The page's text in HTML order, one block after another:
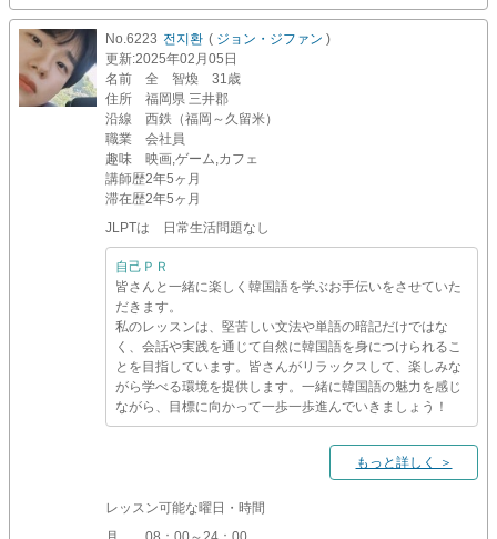
No.6223 전지환 ( ジョン・ジファン )
更新:2025年02月05日
名前
全 智煥 31歳
住所
福岡県 三井郡
沿線
西鉄（福岡～久留米）
職業
会社員
趣味
映画,ゲーム,カフェ
講師歴2年5ヶ月
滞在歴2年5ヶ月
JLPTは 日常生活問題なし
自己ＰＲ
皆さんと一緒に楽しく韓国語を学ぶお手伝いをさせていた
だきます。
私のレッスンは、堅苦しい文法や単語の暗記だけではな
く、会話や実践を通じて自然に韓国語を身につけられるこ
とを目指しています。皆さんがリラックスして、楽しみな
がら学べる環境を提供します。一緒に韓国語の魅力を感じ
ながら、目標に向かって一歩一歩進んでいきましょう！
もっと詳しく ＞
レッスン可能な曜日・時間